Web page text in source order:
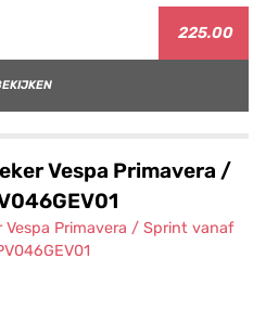
225.00
Vespa Primavera /